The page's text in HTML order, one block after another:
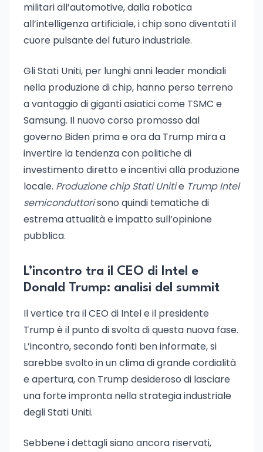
militari all’automotive, dalla robotica
all’intelligenza artificiale, i chip sono diventati il
cuore pulsante del futuro industriale.
Gli Stati Uniti, per lunghi anni leader mondiali
nella produzione di chip, hanno perso terreno
a vantaggio di giganti asiatici come TSMC e
Samsung. Il nuovo corso promosso dal
governo Biden prima e ora da Trump mira a
invertire la tendenza con politiche di
investimento diretto e incentivi alla produzione
locale. Produzione chip Stati Unitie Trump Intel
semiconduttorisono quindi tematiche di
estrema attualità e impatto sull’opinione
pubblica.
L’incontro tra il CEO di Intel e
Donald Trump: analisi del summit
Il vertice tra il CEO di Intel e il presidente
Trump è il punto di svolta di questa nuova fase.
L’incontro, secondo fonti ben informate, si
sarebbe svolto in un clima di grande cordialità
e apertura, con Trump desideroso di lasciare
una forte impronta nella strategia industriale
degli Stati Uniti.
Sebbene i dettagli siano ancora riservati,